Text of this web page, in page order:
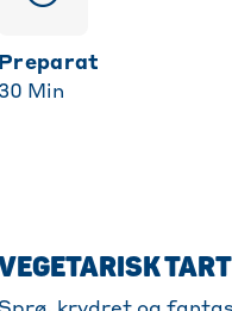
Preparat
30 Min